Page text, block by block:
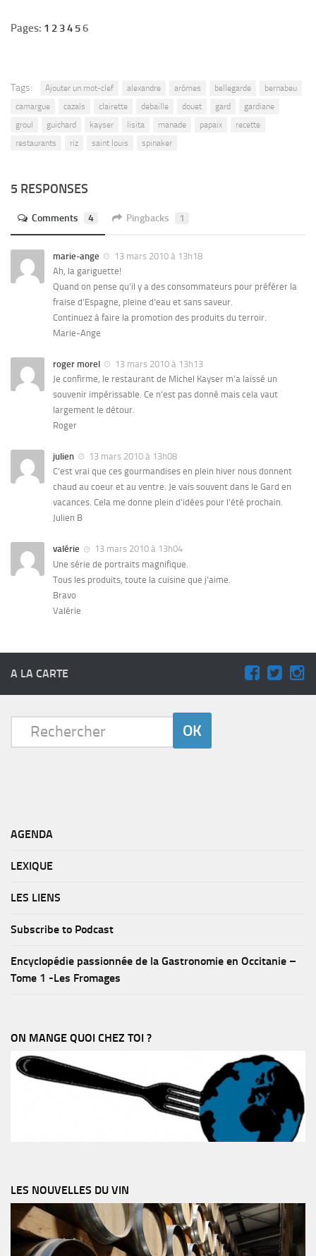
Pages: 1 2 34 56
Tags: Ajouter un mot-clef alexandre arômes bellegarde
bernabeu
camargue
cazals clairette debaille douet gard
gardiane
groul
guichard kayser lisita manade papaix
recette
restaurants
riz saint louis spinaker
5 RESPONSES
Comments 4 Pingbacks 1
marie-ange
13 mars 2010 à 13h18
Ah, la gariguette!
Quand on pense qu’il y a des consommateurs pour préférer la
fraise d’Espagne, pleine d’eau et sans saveur.
Continuez à faire la promotion des produits du terroir.
Marie-Ange
roger morel
13 mars 2010 à 13h13
Je confirme, le restaurant de Michel Kayser m’a laissé un
souvenir impérissable. Ce n’est pas donné mais cela vaut
largement le détour.
Roger
julien
13 mars 2010 à 13h08
C’est vrai que ces gourmandises en plein hiver nous donnent
chaud au coeur et au ventre. Je vais souvent dans le Gard en
vacances. Cela me donne plein d’idées pour l’été prochain.
Julien B
valérie
13 mars 2010 à 13h04
Une série de portraits magnifique.
Tous les produits, toute la cuisine que j’aime.
Bravo
Valérie
A LA CARTE
AGENDA
LEXIQUE
LES LIENS
Subscribe to Podcast
Encyclopédie passionnée de la Gastronomie en Occitanie –
Tome 1 -Les Fromages
ON MANGE QUOI CHEZ TOI ?
LES NOUVELLES DU VIN